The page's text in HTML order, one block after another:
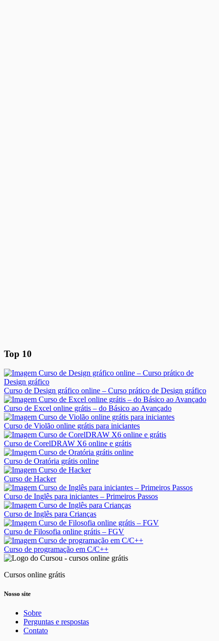
Top 10
Curso de Design gráfico online – Curso prático de Design gráfico
Curso de Excel online grátis – do Básico ao Avançado
Curso de Violão online grátis para iniciantes
Curso de CorelDRAW X6 online e grátis
Curso de Oratória grátis online
Curso de Hacker
Curso de Inglês para iniciantes – Primeiros Passos
Curso de Inglês para Crianças
Curso de Filosofia online grátis – FGV
Curso de programação em C/C++
Cursos online grátis
Nosso site
Sobre
Perguntas e respostas
Contato